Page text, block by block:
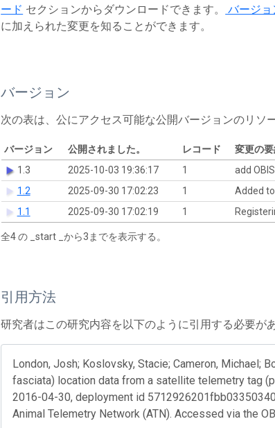
ード セクションからダウンロードできます。 バージョ
に加えられた変更を知ることができます。
バージョン
次の表は、公にアクセス可能な公開バージョンのリソ
バージョン 公開されました。 レコード 変更の
1.3
2025-10-03 19:36:17 1 add
1.2
2025-09-30 17:02:23 1 Added
1.1
2025-09-30 17:02:19 1
全4 の _start _から3までを表示する。
引用方法
研究者はこの研究内容を以下のように引用する必要が
London, Josh; Koslovsky, Stacie; Cameron, Michael;
fasciata) location data from a satellite telemetry tag
2016-04-30, deployment id
Animal Telemetry Network (ATN). Accessed via the